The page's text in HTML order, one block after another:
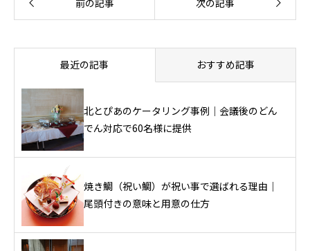
最近の記事 おすすめ記事
北とぴあのケータリング事例｜会議後のどん
でん対応で60名様に提供
焼き鯛（祝い鯛）が祝い事で選ばれる理由｜
尾頭付きの意味と用意の仕方